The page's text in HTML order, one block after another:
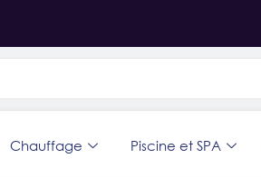
Chauffage Piscine et SPA